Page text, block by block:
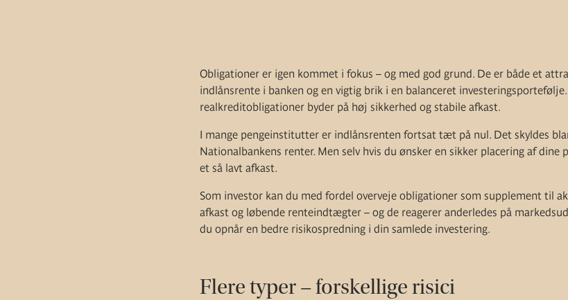
Obligationer er igen kommet i fokus – og med god grund. De er både et
indlånsrente i banken og en vigtig brik i en balanceret
realkreditobligationer byder på høj sikkerhed og stabile afkast.
I mange pengeinstitutter er indlånsrenten fortsat tæt på nul. Det skyldes
Nationalbankens renter. Men selv hvis du ønsker en sikker placering af dine
et så lavt afkast.
Som investor kan du med fordel overveje obligationer som supplement til
afkast og løbende renteindtægter – og de reagerer anderledes på
du opnår en bedre risikospredning i din samlede investering.
Flere typer – forskellige risici